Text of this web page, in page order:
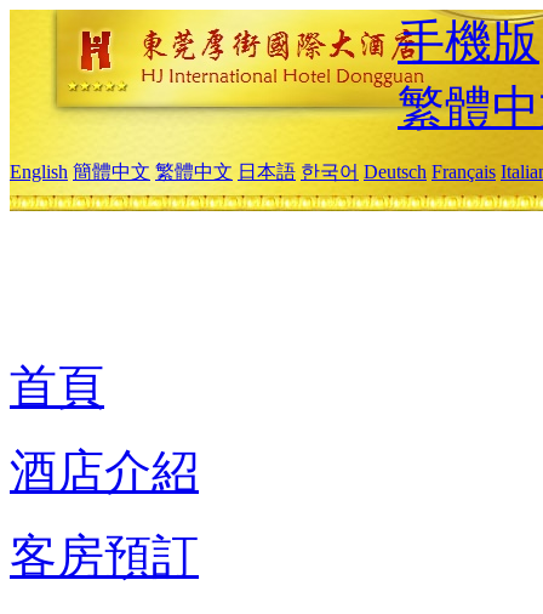
手機版
繁體
English 簡體中文 繁體中文 日本語 한국어 Deutsch Français
首頁
酒店介紹
客房預訂